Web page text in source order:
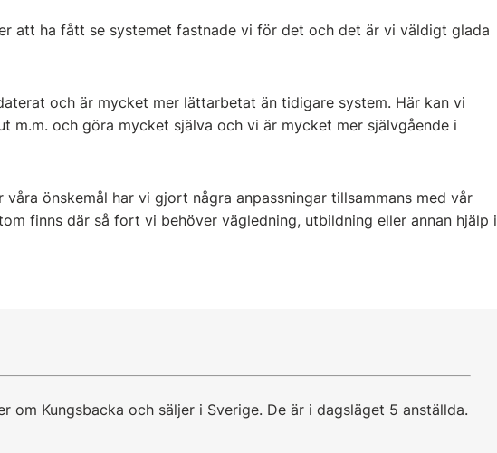
att ha fått se systemet fastnade vi för det och det är vi väldigt glada
och är mycket mer lättarbetat än tidigare system. Här kan vi
m.m. och göra mycket själva och vi är mycket mer självgående i
önskemål har vi gjort några anpassningar tillsammans med vår
finns där så fort vi behöver vägledning, utbildning eller annan hjälp i
om Kungsbacka och säljer i Sverige. De är i dagsläget 5 anställda.